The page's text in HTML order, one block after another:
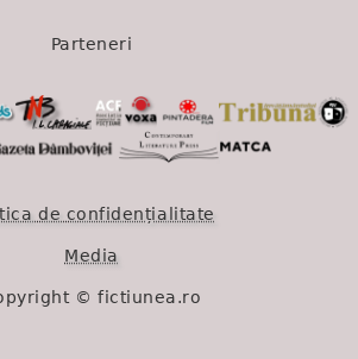
Parteneri
de confidențialitate
Media
© fictiunea.ro